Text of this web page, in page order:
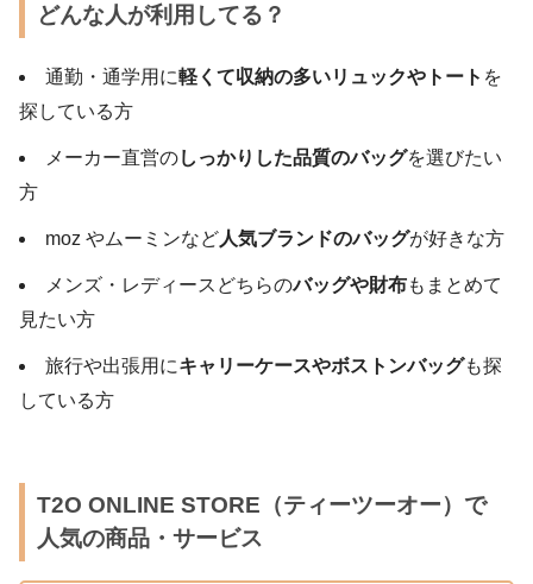
どんな人が利用してる？
通勤・通学用に軽くて収納の多いリュックやトート を
探している方
メーカー直営のしっかりした品質のバッグを選びたい
方
moz やムーミンなど人気ブランドのバッグが好きな方
メンズ・レディースどちらのバッグや財布もまとめて
見たい方
旅行や出張用にキャリーケースやボストンバッグも探
している方
T2O ONLINE STORE（ティーツーオー）で
人気の商品・サービス